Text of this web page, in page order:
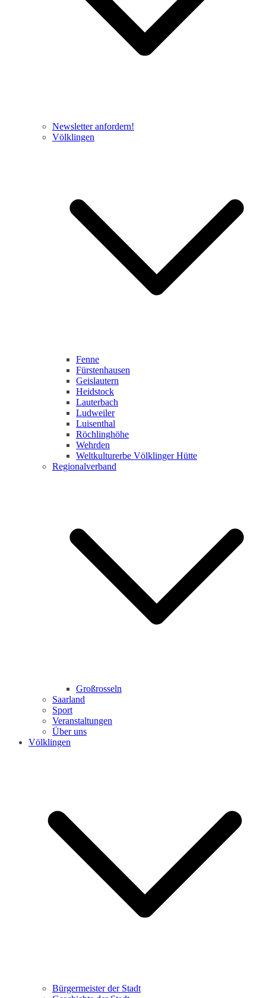
Newsletter anfordern!
Völklingen
Fenne
Fürstenhausen
Geislautern
Heidstock
Lauterbach
Ludweiler
Luisenthal
Röchlinghöhe
Wehrden
Weltkulturerbe Völklinger Hütte
Regionalverband
Großrosseln
Saarland
Sport
Veranstaltungen
Über uns
Völklingen
Bürgermeister der Stadt